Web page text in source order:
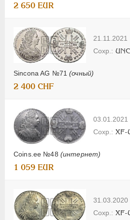
2 650 EUR
21.11.2021
Sincona AG №71(очный)
UNC
2 400 CHF
03.01.2021
Coins.ee №48 (интернет)
XF-
1 059 EUR
31.03.2020
XF-